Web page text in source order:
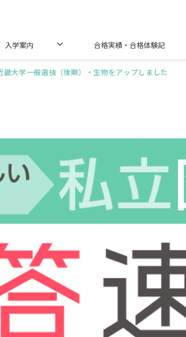
入学案内 合格実績・合格体験記
畿大学一般選抜（後期）・生物をアップしました